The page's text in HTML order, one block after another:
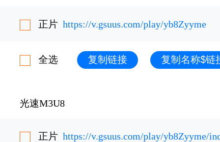
正片 https://v.gsuus.com/play/yb8Zyyme
全选 复制链接 复制名称$链
光速M3U8
正片 https://v.gsuus.com/play/yb8Zyyme/